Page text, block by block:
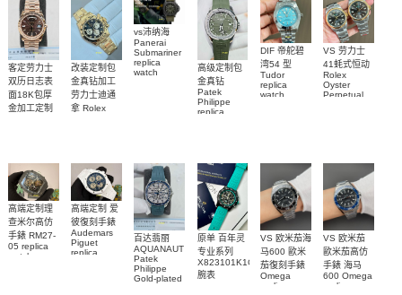
客定劳力士
双历日志表
面18K包厚
金加工定制
watch
改装定制包
金真钻加工
劳力士迪通
拿 Rolex
diamonds
m126508-
0003腕表
vs沛纳海
Panerai
Submariner
replica
watch
高级定制包
金真钻
Patek
Philippe
replica
011復刻手錶
腕表
DIF 帝舵碧
湾54 型
Tudor
replica
watch
VS 劳力士
41蚝式恒动
Rolex
Oyster
Perpetual
高端定制理
查米尔高仿
手錶 RM27-
05 replica
watch
高端定制 爱
彼復刻手錶
Audemars
Piguet
replica
26579CB.OO.1225CB.01
百达翡丽
AQUANAUT
Patek
Philippe
Gold-plated
原单 百年灵
专业系列
X823101K1C1S1
腕表
VS 欧米茄海
马600 歐米
茄復刻手錶
Omega
replica
VS 欧米茄
歐米茄高仿
手錶 海马
600 Omega
replica